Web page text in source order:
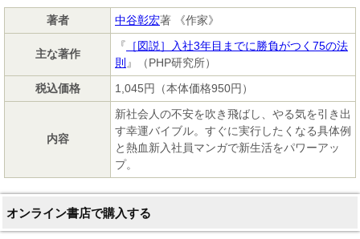
著者 中谷彰宏著 《作家》
主な著作
『 ［図説］入社3年目までに勝負がつく75の法
則 』（PHP研究所）
税込価格
1,045円（本体価格950円）
内容
新社会人の不安を吹き飛ばし、やる気を引き出
す幸運バイブル。すぐに実行したくなる具体例
と熱血新入社員マンガで新生活をパワーアッ
プ。
オンライン書店で購入する